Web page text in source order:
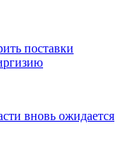
поставки
вновь ожидается